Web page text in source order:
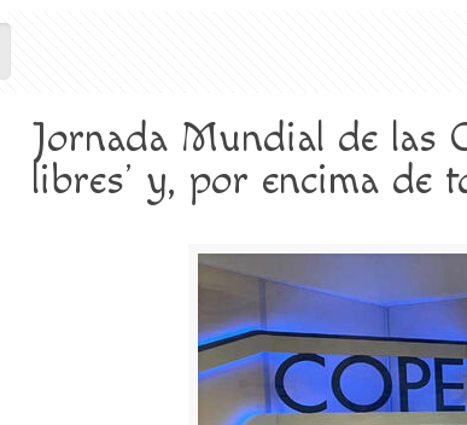
Jornada Mundial de las
libres’ y, por encima de